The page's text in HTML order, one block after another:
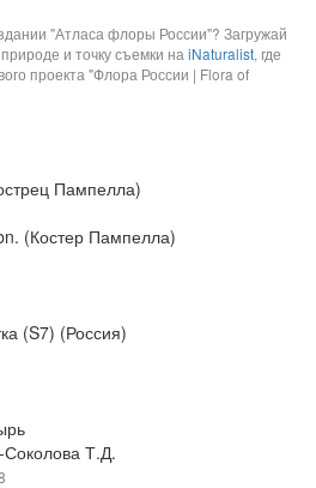
"Атласа флоры России"? Загружай
и точку съемки на iNaturalist, где
проекта "Флора России | Flora of
Пампелла)
(Костер Пампелла)
(S7) (Россия)
Соколова Т.Д.